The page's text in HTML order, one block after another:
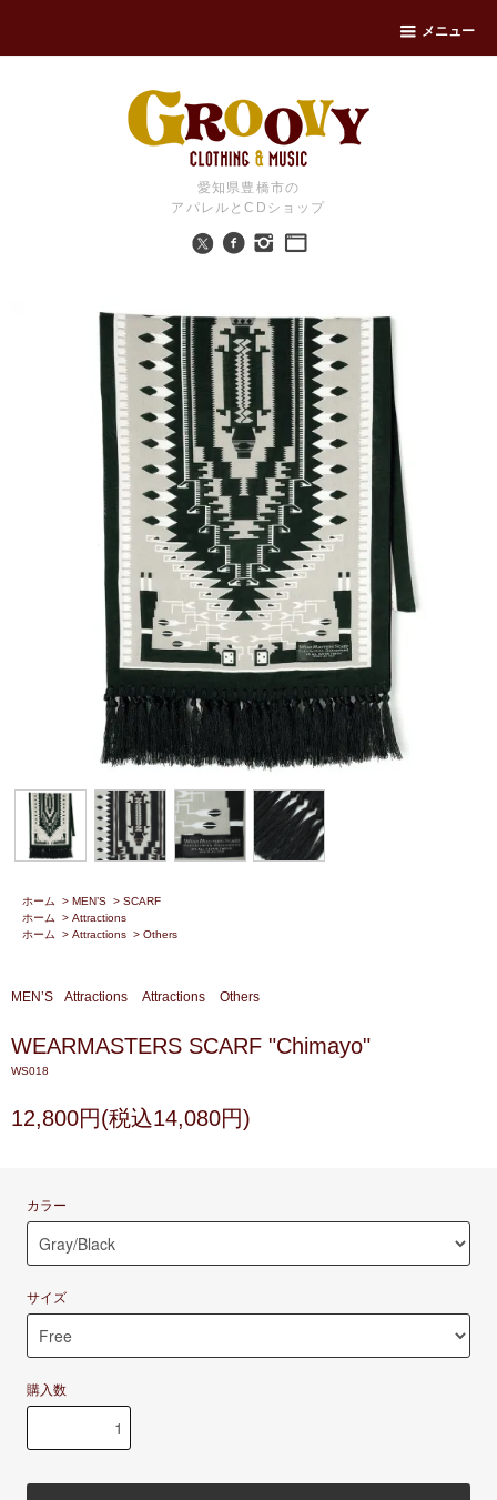
メニュー
愛知県豊橋市の
アパレルとCDショップ
ホーム > MEN’S > SCARF
ホーム
> Attractions
ホーム
> Attractions > Others
MEN’S Attractions Attractions Others
WEARMASTERS SCARF "Chimayo"
WS018
12,800円(税込14,080円)
カラー
サイズ
購入数